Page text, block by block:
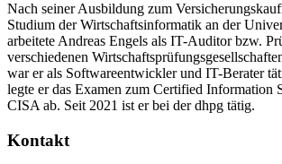
Nach seiner Ausbildung zum
Studium der Wirtschaftsinformatik an der
arbeitete Andreas Engels als IT-Auditor bzw.
verschiedenen
war er als Softwareentwickler und IT-Berater
legte er das Examen zum Certified Information
CISA ab. Seit 2021 ist er bei der dhpg tätig.
Kontakt